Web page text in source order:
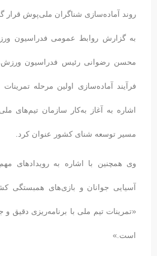
روند آماده‌سازی شناگران ملی‌پوش قرار
به گزارش روابط عمومی فدراسیون
محسن رضوانی رئیس فدراسیون
فرآیند آماده‌سازی اولین مرحله تمرینات
اشاره به آغاز به‌کار سازمان تیم‌های
مسیر توسعه شنای کشور عنوان کرد.
وی همچنین با اشاره به رویدادهای
آسیایی جوانان و بازی‌های همبستگی
«تمرینات تیم ملی با برنامه‌ریزی دقیق و
است.»